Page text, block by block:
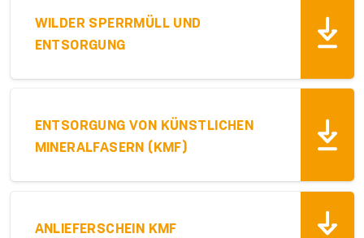
WILDER SPERRMÜLL UND
ENTSORGUNG
ENTSORGUNG VON KÜNSTLICHEN
MINERALFASERN (KMF)
ANLIEFERSCHEIN KMF